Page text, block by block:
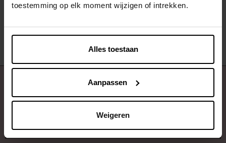
toestemming op elk moment wijzigen of intrekken.
Alles toestaan
Aanpassen
Weigeren
Contact